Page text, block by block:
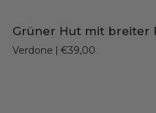
IN DEN
Grüner
Grüner Hut mit breiter
Verdone €39,00